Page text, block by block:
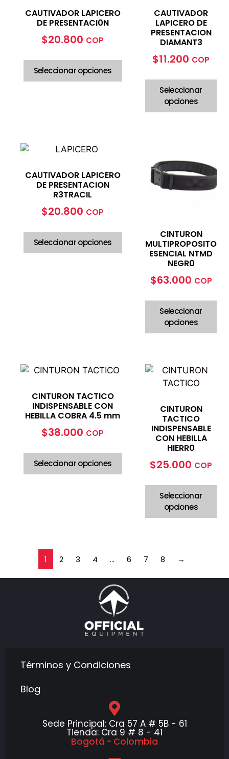
CAUTIVADOR LAPICERO
DE PRESENTACI0N
$20.800 COP
Seleccionar opciones
CAUTIVADOR
LAPICERO DE
PRESENTACION
DIAMANT3
$11.200 COP
Seleccionar
opciones
CAUTIVADOR LAPICERO
DE PRESENTACION
R3TRACIL
$20.800 COP
Seleccionar opciones
CINTURON
MULTIPROPOSITO
ESENCIAL NTMD
NEGR0
$63.000 COP
Seleccionar
opciones
CINTURON TACTICO
INDISPENSABLE CON
HEBILLA COBRA 4.5 mm
$38.000 COP
Seleccionar opciones
CINTURON
TACTICO
INDISPENSABLE
CON HEBILLA
HIERR0
$25.000 COP
Seleccionar
opciones
1 2 3 4 … 6 7 8 →
Términos y Condiciones
Blog
Sede Principal: Cra 57 A # 5B - 61
Tienda: Cra 9 # 8 - 41
Bogotá - Colombia